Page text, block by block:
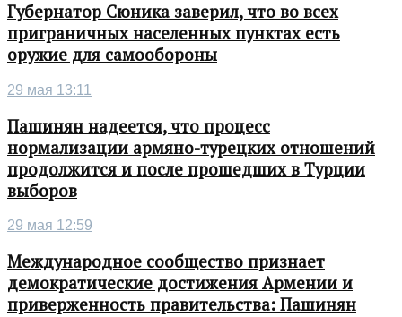
Губернатор Сюника заверил, что во всех
приграничных населенных пунктах есть
оружие для самообороны
29 мая 13:11
Пашинян надеется, что процесс
нормализации армяно-турецких отношений
продолжится и после прошедших в Турции
выборов
29 мая 12:59
Международное сообщество признает
демократические достижения Армении и
приверженность правительства: Пашинян